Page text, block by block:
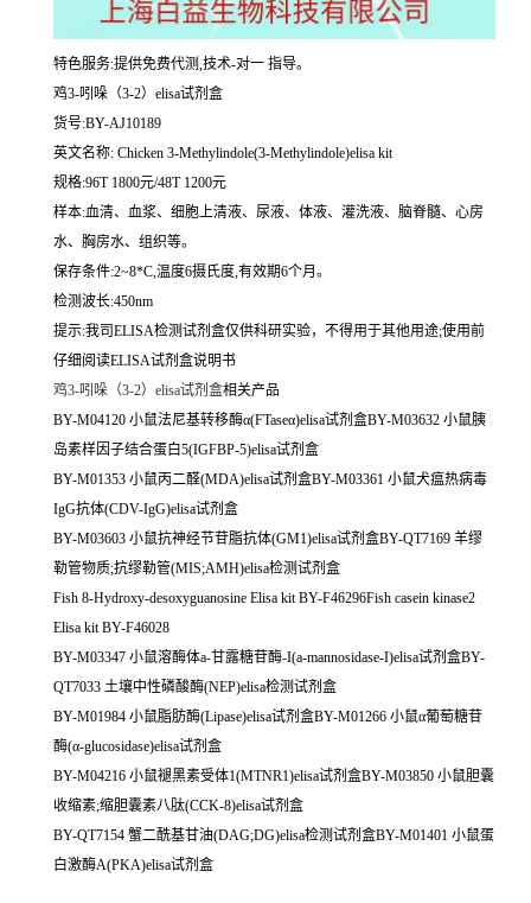
特色服务:提供免费代测,技术-对一 指导。
鸡3-吲哚（3-2）elisa试剂盒
货号:BY-AJ10189
英文名称: Chicken 3-Methylindole(3-Methylindole)elisa kit
规格:96T 1800元/48T 1200元
样本:血清、血浆、细胞上清液、尿液、体液、灌洗液、脑脊髓、心房
水、胸房水、组织等。
保存条件:2~8*C,温度6摄氏度,有效期6个月。
检测波长:450nm
提示:我司ELISA检测试剂盒仅供科研实验，不得用于其他用途;使用前
仔细阅读ELISA试剂盒说明书
鸡3-吲哚（3-2）elisa试剂盒相关产品
BY-M04120 小鼠法尼基转移酶α(FTaseα)elisa试剂盒BY-M03632 小鼠胰
岛素样因子结合蛋白5(IGFBP-5)elisa试剂盒
BY-M01353 小鼠丙二醛(MDA)elisa试剂盒BY-M03361 小鼠犬瘟热病毒
IgG抗体(CDV-IgG)elisa试剂盒
BY-M03603 小鼠抗神经节苷脂抗体(GM1)elisa试剂盒BY-QT7169 羊缪
勒管物质;抗缪勒管(MIS;AMH)elisa检测试剂盒
Fish 8-Hydroxy-desoxyguanosine Elisa kit BY-F46296Fish casein kinase2
Elisa kit BY-F46028
BY-M03347 小鼠溶酶体a-甘露糖苷酶-I(a-mannosidase-I)elisa试剂盒BY-
QT7033 土壤中性磷酸酶(NEP)elisa检测试剂盒
BY-M01984 小鼠脂肪酶(Lipase)elisa试剂盒BY-M01266 小鼠α葡萄糖苷
酶(α-glucosidase)elisa试剂盒
BY-M04216 小鼠褪黑素受体1(MTNR1)elisa试剂盒BY-M03850 小鼠胆囊
收缩素;缩胆囊素八肽(CCK-8)elisa试剂盒
BY-QT7154 蟹二酰基甘油(DAG;DG)elisa检测试剂盒BY-M01401 小鼠蛋
白激酶A(PKA)elisa试剂盒